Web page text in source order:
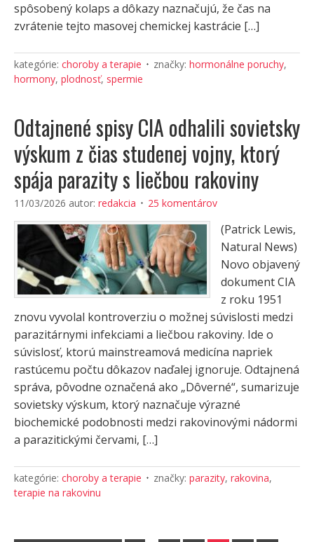
spôsobený kolaps a dôkazy naznačujú, že čas na
zvrátenie tejto masovej chemickej kastrácie […]
kategórie: choroby a terapie značky: hormonálne poruchy,
hormony, plodnosť, spermie
Odtajnené spisy CIA odhalili sovietsky
výskum z čias studenej vojny, ktorý
spája parazity s liečbou rakoviny
11/03/2026 autor: redakcia 25 komentárov
(Patrick Lewis,
Natural News)
Novo objavený
dokument CIA
z roku 1951
znovu vyvolal kontroverziu o možnej súvislosti medzi
parazitárnymi infekciami a liečbou rakoviny. Ide o
súvislosť, ktorú mainstreamová medicína napriek
rastúcemu počtu dôkazov naďalej ignoruje. Odtajnená
správa, pôvodne označená ako „Dôverné“, sumarizuje
sovietsky výskum, ktorý naznačuje výrazné
biochemické podobnosti medzi rakovinovými nádormi
a parazitickými červami, […]
kategórie: choroby a terapie značky: parazity, rakovina,
terapie na rakovinu